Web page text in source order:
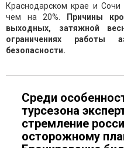
Краснодарском крае и Сочи
чем на 20%.
Причины
выходных, затяжной
ограничениях работы
безопасности.
Среди
турсезона
стремление
осторожному